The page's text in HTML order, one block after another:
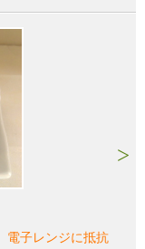
電子レンジに抵抗